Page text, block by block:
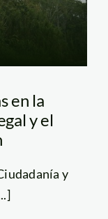
en la
y el
y